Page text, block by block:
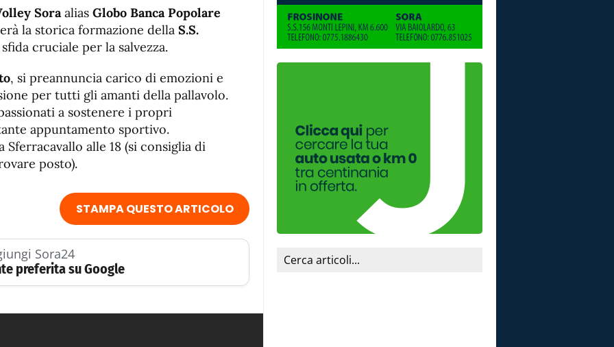
Soraalias Globo Banca Popolare
la storica formazione della S.S.
cruciale per la salvezza.
, si preannuncia carico di emozioni e
per tutti gli amanti della pallavolo.
a sostenere i propri
appuntamento sportivo.
alle 18 (si consiglia di
posto).
STAMPA QUESTO ARTICOLO
Sora24
preferita su Google